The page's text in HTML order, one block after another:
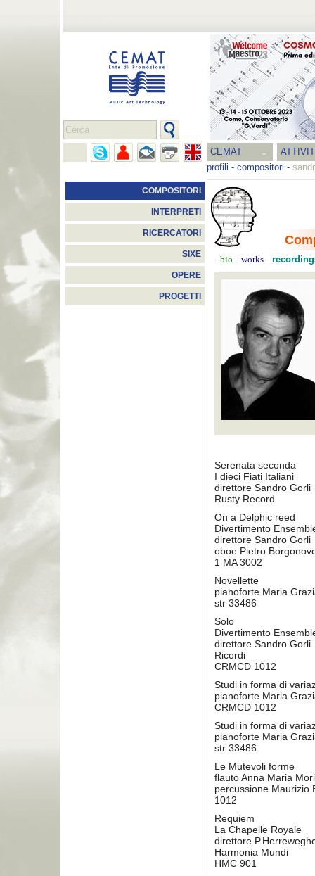
CEMAT
profili - compositori -
COMPOSITORI
INTERPRETI
RICERCATORI
SIXE
OPERE
PROGETTI
- bio - works -
Serenata seconda
I dieci Fiati Italiani
direttore Sandro Gorli
Rusty Record
On a Delphic reed
Divertimento
direttore Sandro Gorli
oboe Pietro
1 MA 3002
Novellette
pianoforte Maria
str 33486
Solo
Divertimento
direttore Sandro Gorli
Ricordi
CRMCD 1012
Studi in forma di
pianoforte Maria
CRMCD 1012
Studi in forma di
pianoforte Maria
str 33486
Le Mutevoli forme
flauto Anna Maria
percussione Maurizio
1012
Requiem
La Chapelle Royale
direttore
Harmonia Mundi
HMC 901